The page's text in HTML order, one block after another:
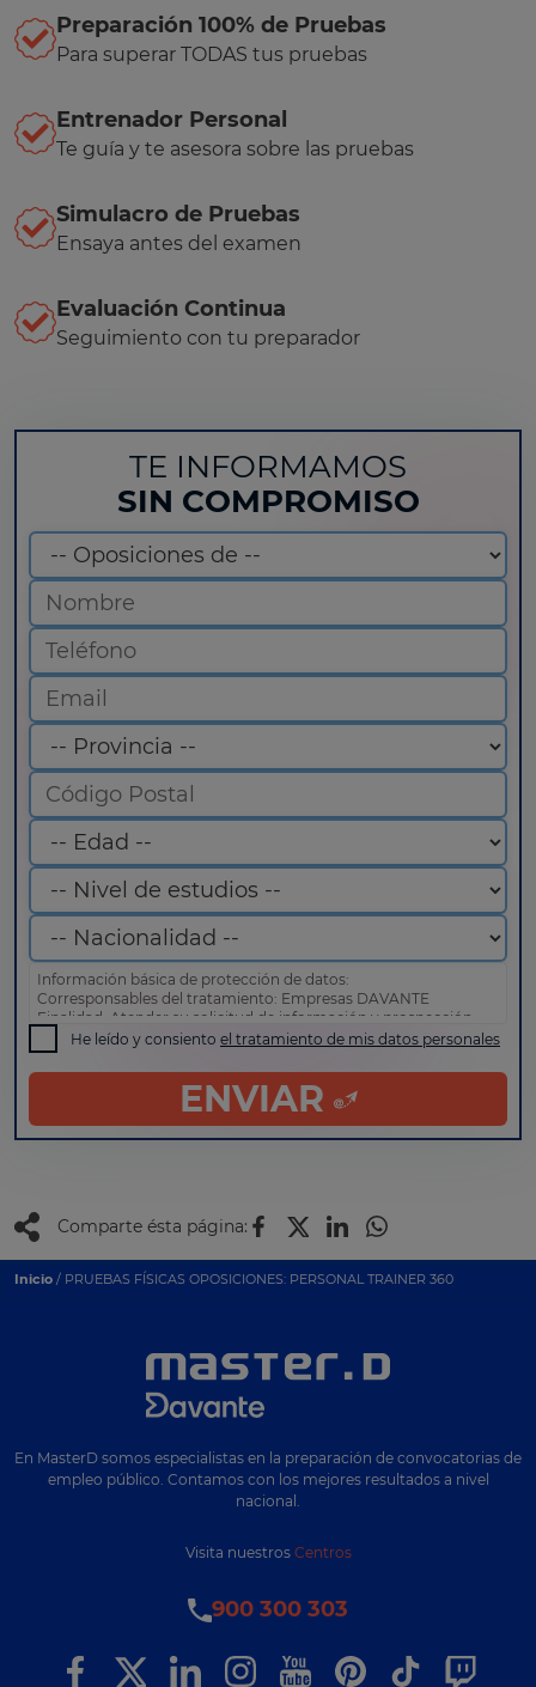
Preparación 100% de Pruebas
Para superar TODAS tus pruebas
Entrenador Personal
Te guía y te asesora sobre las pruebas
Simulacro de Pruebas
Ensaya antes del examen
Evaluación Continua
Seguimiento con tu preparador
TE INFORMAMOS
SIN COMPROMISO
Información básica de protección de datos:
Corresponsables del tratamiento: Empresas DAVANTE
Finalidad: Atender su solicitud de información y prospección
comercial
Derechos: Puede acceder, rectificar y suprimir sus datos, así
como otros derechos tal y como se explica en nuestrapolítica
He leído y consiento el tratamiento de mis datos personales
ENVIAR
Comparte ésta página:
Inicio / PRUEBAS FÍSICAS OPOSICIONES: PERSONAL TRAINER 360
En MasterD somos especialistas en la preparación de convocatorias de
empleo público. Contamos con los mejores resultados a nivel
nacional.
Visita nuestros Centros
900 300 303